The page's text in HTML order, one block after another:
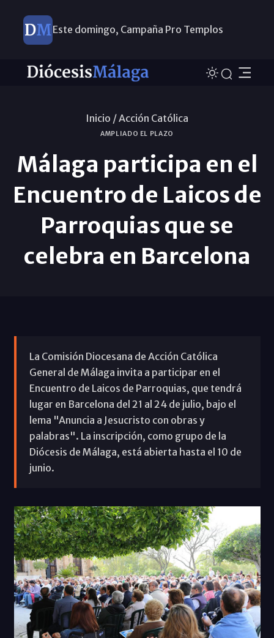
Este domingo, Campaña Pro Templos
Inicio /Acción Católica
AMPLIADO EL PLAZO
Málaga participa en el
Encuentro de Laicos de
Parroquias que se
celebra en Barcelona
La Comisión Diocesana de Acción Católica
General de Málaga invita a participar en el
Encuentro de Laicos de Parroquias, que tendrá
lugar en Barcelona del 21 al 24 de julio, bajo el
lema "Anuncia a Jesucristo con obras y
palabras". La inscripción, como grupo de la
Diócesis de Málaga, está abierta hasta el 10 de
junio.